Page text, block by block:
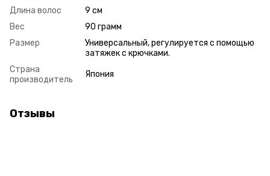
Длина волос
9 см
Вес
90 грамм
Размер
Универсальный, регулируется с помощью
затяжек с крючками.
Страна
производитель
Япония
Отзывы